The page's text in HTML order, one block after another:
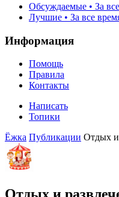
Обсуждаемые • За
Лучшие • За все
Информация
Помощь
Правила
Контакты
Написать
Топики
Ёжка Публикации Отдых и